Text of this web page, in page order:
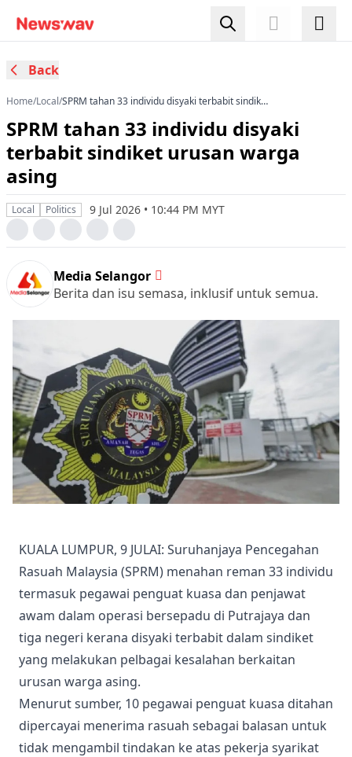
Back
Home/Local/SPRM tahan 33 individu disyaki terbabit sindiket
SPRM tahan 33 individu disyaki
terbabit sindiket urusan warga
asing
Local Politics 9 Jul 2026 • 10:44 PM MYT
Media Selangor
Berita dan isu semasa, inklusif untuk semua.
KUALA LUMPUR, 9 JULAI: Suruhanjaya Pencegahan
Rasuah Malaysia (SPRM) menahan reman 33 individu
termasuk pegawai penguat kuasa dan penjawat
awam dalam operasi bersepadu di Putrajaya dan
tiga negeri kerana disyaki terbabit dalam sindiket
yang melakukan pelbagai kesalahan berkaitan
urusan warga asing.
Menurut sumber, 10 pegawai penguat kuasa ditahan
dipercayai menerima rasuah sebagai balasan untuk
tidak mengambil tindakan ke atas pekerja syarikat